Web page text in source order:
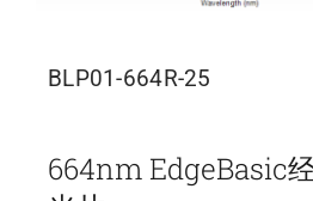
BLP01-664R-25
664nm EdgeBasic